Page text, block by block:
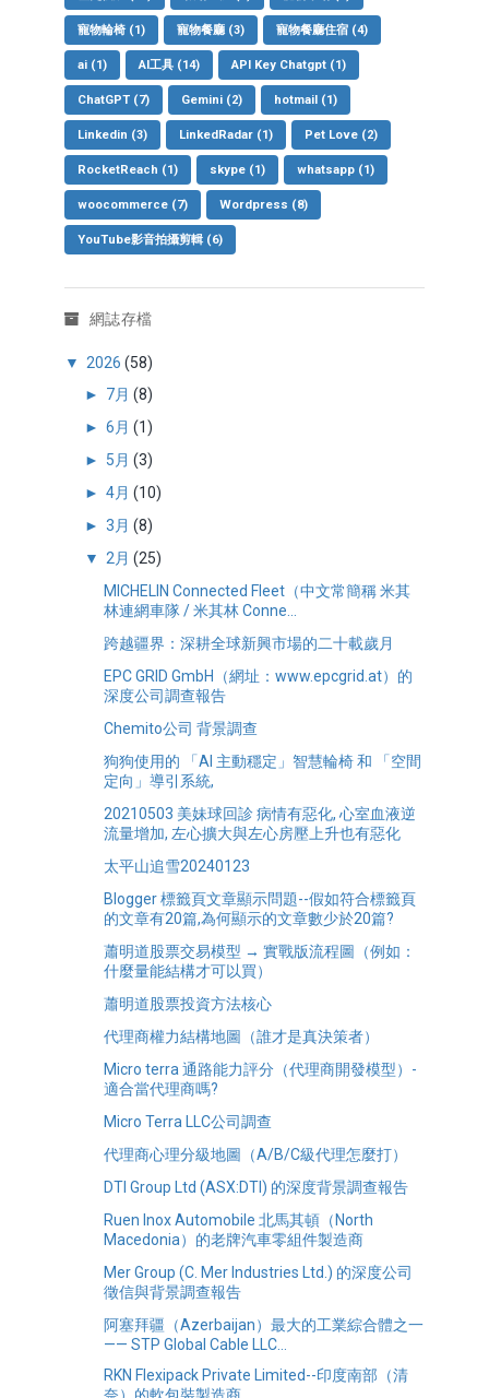
寵物輪椅 (1) 寵物餐廳 (3) 寵物餐廳住宿 (4)
ai (1) AI工具 (14) API Key Chatgpt (1)
ChatGPT (7) Gemini (2) hotmail (1)
Linkedin (3) LinkedRadar (1) Pet Love (2)
RocketReach (1) skype (1) whatsapp (1)
woocommerce (7) Wordpress (8)
YouTube影音拍攝剪輯 (6)
網誌存檔
▼ 2026 (58)
► 7月(8)
►6月(1)
► 5月(3)
►4月(10)
►3月(8)
▼2月(25)
MICHELIN Connected Fleet（中文常簡稱 米其
林連網車隊 / 米其林 Conne...
跨越疆界：深耕全球新興市場的二十載歲月
EPC GRID GmbH（網址：www.epcgrid.at）的
深度公司調查報告
Chemito公司 背景調查
狗狗使用的 「AI 主動穩定」智慧輪椅 和 「空間
定向」導引系統,
20210503 美妹球回診 病情有惡化, 心室血液逆
流量增加, 左心擴大與左心房壓上升也有惡化
太平山追雪20240123
Blogger 標籤頁文章顯示問題--假如符合標籤頁
的文章有20篇,為何顯示的文章數少於20篇?
蕭明道股票交易模型 → 實戰版流程圖（例如：
什麼量能結構才可以買）
蕭明道股票投資方法核心
代理商權力結構地圖（誰才是真決策者）
Micro terra 通路能力評分（代理商開發模型）-
適合當代理商嗎?
Micro Terra LLC公司調查
代理商心理分級地圖（A/B/C級代理怎麼打）
DTI Group Ltd (ASX:DTI) 的深度背景調查報告
Ruen Inox Automobile 北馬其頓（North
Macedonia）的老牌汽車零組件製造商
Mer Group (C. Mer Industries Ltd.) 的深度公司
徵信與背景調查報告
阿塞拜疆（Azerbaijan）最大的工業綜合體之一
—— STP Global Cable LLC...
RKN Flexipack Private Limited--印度南部（清